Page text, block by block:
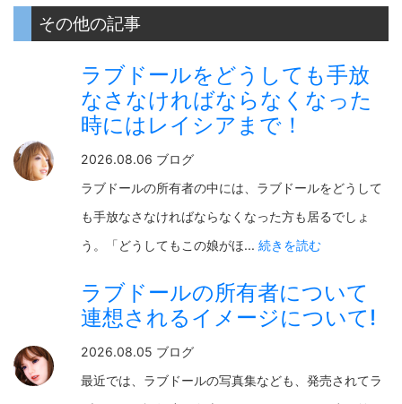
その他の記事
ラブドールをどうしても手放
なさなければならなくなった
時にはレイシアまで！
2026.08.06 ブログ
ラブドールの所有者の中には、ラブドールをどうして
も手放なさなければならなくなった方も居るでしょ
う。「どうしてもこの娘がほ... 続きを読む
ラブドールの所有者について
連想されるイメージについて!
2026.08.05 ブログ
最近では、ラブドールの写真集なども、発売されてラ